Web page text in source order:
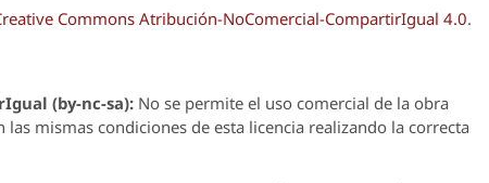
Commons Atribución-NoComercial-CompartirIgual 4.0.
(by-nc-sa): No se permite el uso comercial de la obra
mismas condiciones de esta licencia realizando la correcta